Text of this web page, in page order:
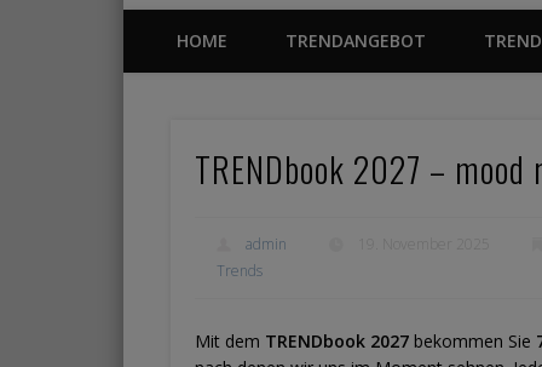
HOME TRENDANGEBOT
TRENDbook 2027 – mood
admin
Trends
Mit dem TRENDbook 2027 bekommen Sie